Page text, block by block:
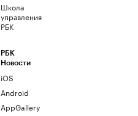
Школа
управления
РБК
РБК
Новости
iOS
Android
AppGallery